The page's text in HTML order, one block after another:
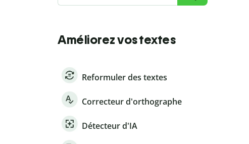
Améliorez vos textes
Reformuler des textes
Correcteur d'orthographe
Détecteur d'IA